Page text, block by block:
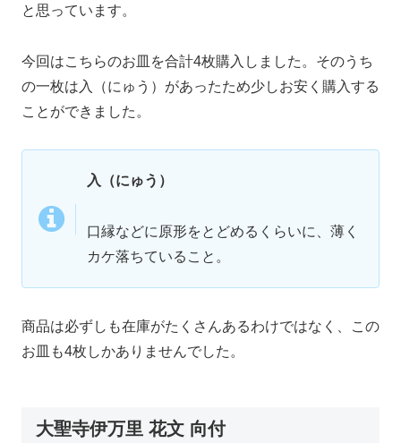
と思っています。
今回はこちらのお皿を合計4枚購入しました。そのうち
の一枚は入（にゅう）があったため少しお安く購入する
ことができました。
入（にゅう）
口縁などに原形をとどめるくらいに、薄く
カケ落ちていること。
商品は必ずしも在庫がたくさんあるわけではなく、この
お皿も4枚しかありませんでした。
大聖寺伊万里 花文 向付